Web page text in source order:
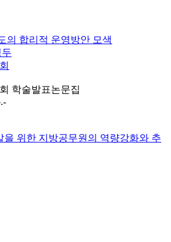
의 합리적 운영방안 모색
학술발표논문집
을 위한 지방공무원의 역량강화와 추